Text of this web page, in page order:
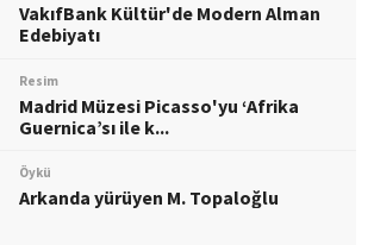
VakıfBank Kültür'de Modern Alman
Edebiyatı
Resim
Madrid Müzesi Picasso'yu ‘Afrika
Guernica’sı ile k...
Öykü
Arkanda yürüyen M. Topaloğlu